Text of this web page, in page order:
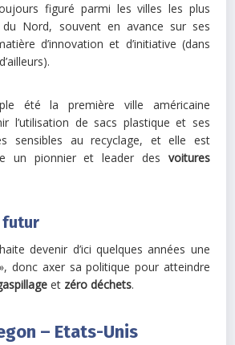
figuré parmi les villes les plus
du Nord, souvent en avance sur ses
d’innovation et d’initiative (dans
été la première ville américaine
l’utilisation de sacs plastique et ses
sensibles au recyclage, et elle est
un pionnier et leader des voitures
futur
devenir d’ici quelques années une
donc axer sa politique pour atteindre
et zéro déchets.
– Etats-Unis